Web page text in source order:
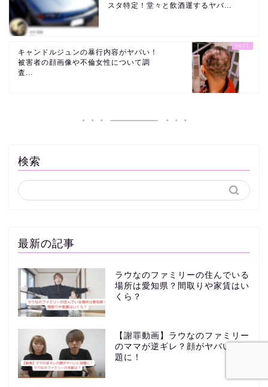
スタ特定！堂々と飲酒運するヤバ...
キャンドルジュンの暴行内容がヤバい！
被害者の顔画像や不倫女性について調
査...
検索
最新の記事
ラウなのファミリーの住んでいる
場所は愛知県？間取りや家賃はい
くら？
【謝罪動画】ラウなのファミリー
のママが逆ギレ？顔がヤバいと話
題に！